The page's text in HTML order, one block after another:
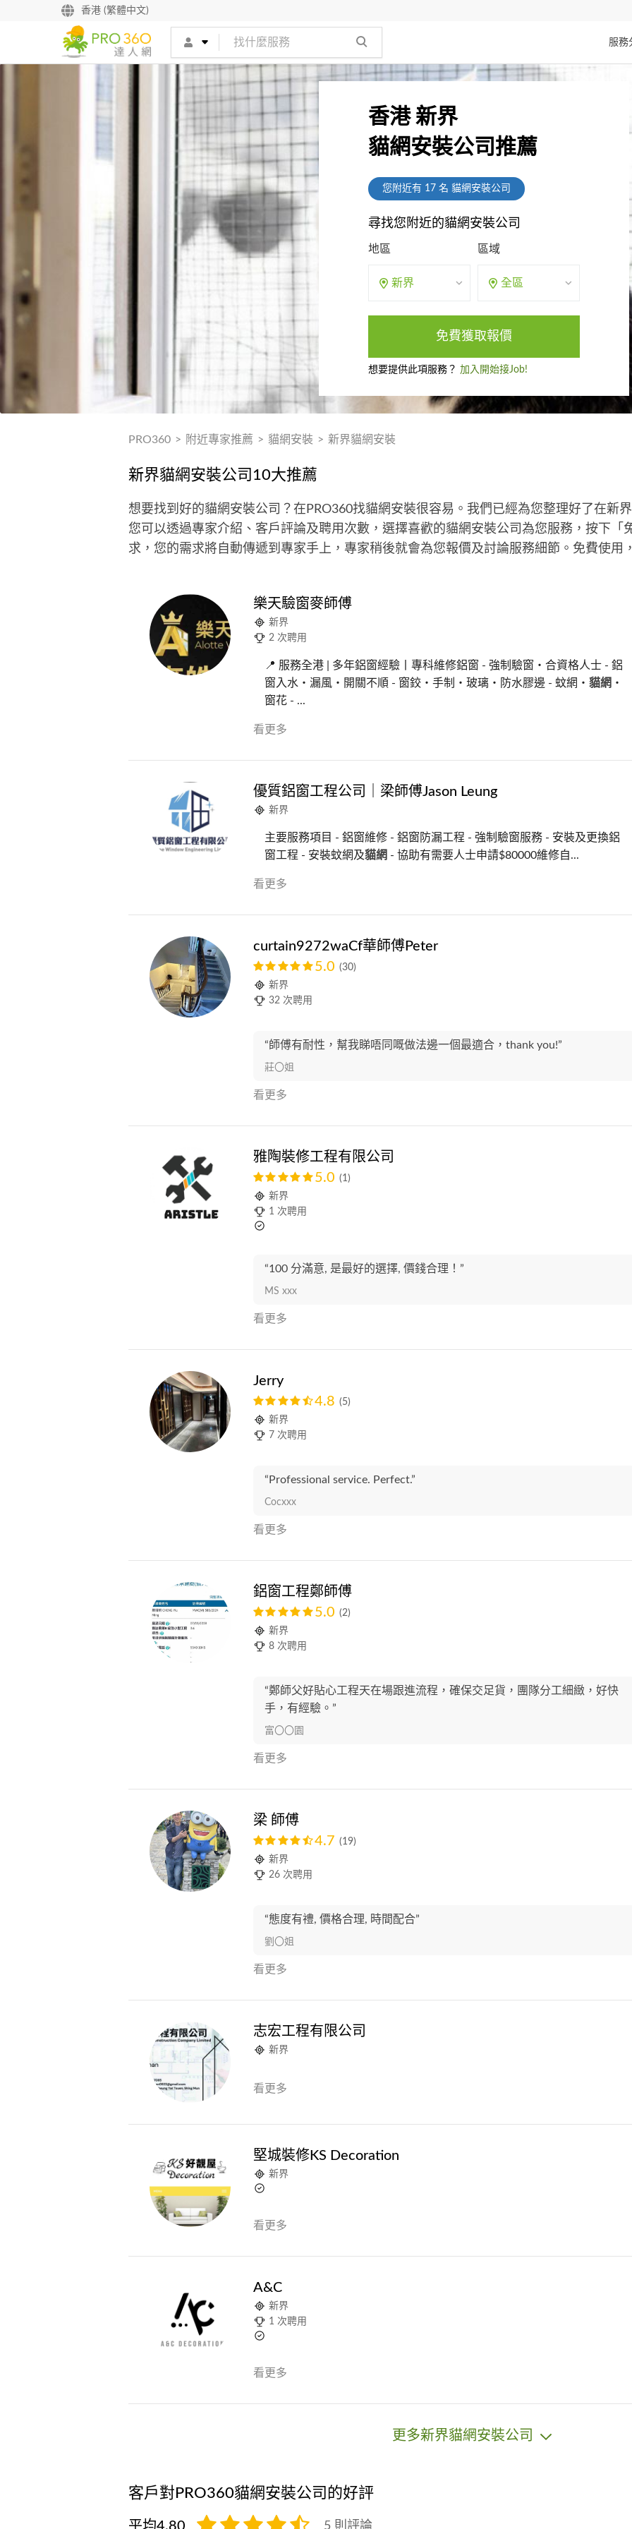
香港 (繁體中文)
服務
香港 新界
貓網安裝公司推薦
您附近有 17 名 貓網安裝公司
尋找您附近的貓網安裝公司
地區
新界
區域
全區
免費獲取報價
想要提供此項服務？ 加入開始接Job!
PRO360 > 附近專家推薦 > 貓網安裝 > 新界貓網安裝
新界貓網安裝公司10大推薦
想要找到好的貓網安裝公司？在PRO360找貓網安裝很容易。我們已經為您整理好了在新
您可以透過專家介紹、客戶評論及聘用次數，選擇喜歡的貓網安裝公司為您服務，按下「
求，您的需求將自動傳遞到專家手上，專家稍後就會為您報價及討論服務細節。免費使用
樂天驗窗麥師傅
新界
2 次聘用
📍 服務全港 | 多年鋁窗經驗丨專科維修鋁窗 - 強制驗窗・合資格人士 - 鋁
窗入水・漏風・開關不順 - 窗鉸・手制・玻璃・防水膠邊 - 蚊網・ 貓網 ・
窗花 - ...
看更多
優質鋁窗工程公司｜梁師傅Jason Leung
新界
主要服務項目 - 鋁窗維修 - 鋁窗防漏工程 - 強制驗窗服務 - 安裝及更換鋁
窗工程 - 安裝蚊網及貓網 - 協助有需要人士申請$80000維修自...
看更多
curtain9272waCf華師傅Peter
5.0 (30)
新界
32 次聘用
“師傅有耐性，幫我睇唔同嘅做法邊一個最適合，thank you!”
莊〇姐
看更多
雅陶裝修工程有限公司
5.0 (1)
新界
1 次聘用
“100 分滿意, 是最好的選擇, 價錢合理！”
MS xxx
看更多
Jerry
4.8 (5)
新界
7 次聘用
“Professional service. Perfect.”
Cocxxx
看更多
鋁窗工程鄭師傅
5.0 (2)
新界
8 次聘用
“鄭師父好貼心工程天在場跟進流程，確保交足貨，團隊分工細緻，好快
手，有經驗。”
富〇〇園
看更多
梁 師傅
4.7 (19)
新界
26 次聘用
“態度有禮, 價格合理, 時間配合”
劉〇姐
看更多
志宏工程有限公司
新界
看更多
堅城裝修KS Decoration
新界
看更多
A&C
新界
1 次聘用
看更多
更多新界貓網安裝公司
客戶對PRO360貓網安裝公司的好評
平均4.80 5 則評論